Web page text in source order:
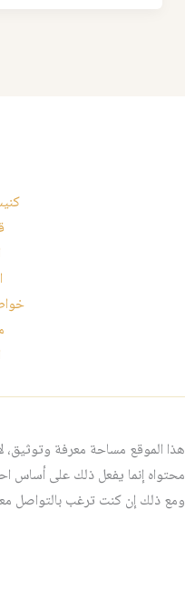
هذا الموقع مساحة معرفة
محتواه إنما يفعل ذلك على أساس
ومع ذلك إن كنت ترغب بالتواصل